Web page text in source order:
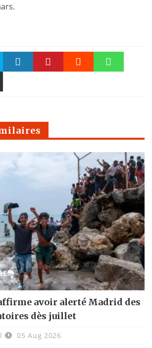
avoir alerté Madrid des
dès juillet
05 Aug 2026